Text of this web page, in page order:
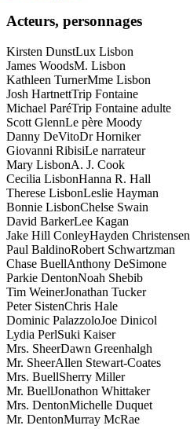
Acteurs, personnages
Kirsten DunstLux Lisbon
James WoodsM. Lisbon
Kathleen TurnerMme Lisbon
Josh HartnettTrip Fontaine
Michael ParéTrip Fontaine adulte
Scott GlennLe père Moody
Danny DeVitoDr Horniker
Giovanni RibisiLe narrateur
Mary LisbonA. J. Cook
Cecilia LisbonHanna R. Hall
Therese LisbonLeslie Hayman
Bonnie LisbonChelse Swain
David BarkerLee Kagan
Jake Hill ConleyHayden Christensen
Paul BaldinoRobert Schwartzman
Chase BuellAnthony DeSimone
Parkie DentonNoah Shebib
Tim WeinerJonathan Tucker
Peter SistenChris Hale
Dominic PalazzoloJoe Dinicol
Lydia PerlSuki Kaiser
Mrs. SheerDawn Greenhalgh
Mr. SheerAllen Stewart-Coates
Mrs. BuellSherry Miller
Mr. BuellJonathon Whittaker
Mrs. DentonMichelle Duquet
Mr. DentonMurray McRae